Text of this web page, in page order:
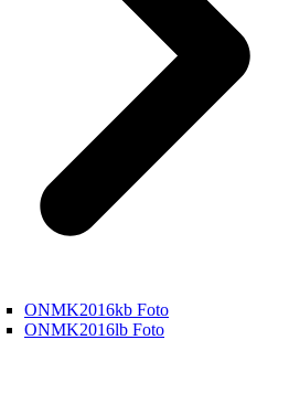
ONMK2016kb Foto
ONMK2016lb Foto